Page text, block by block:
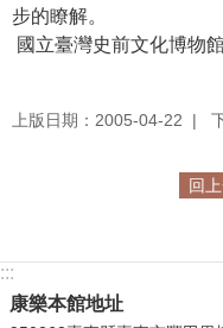
我
們
便
平
步的瞭解。
國立臺灣史前文化博物
上版日期：2005-04-22
回
:::
康樂本館地址